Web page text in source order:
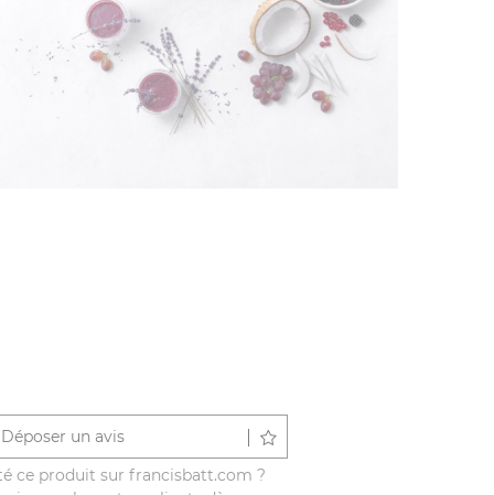
Déposer un avis
ce produit sur francisbatt.com ?